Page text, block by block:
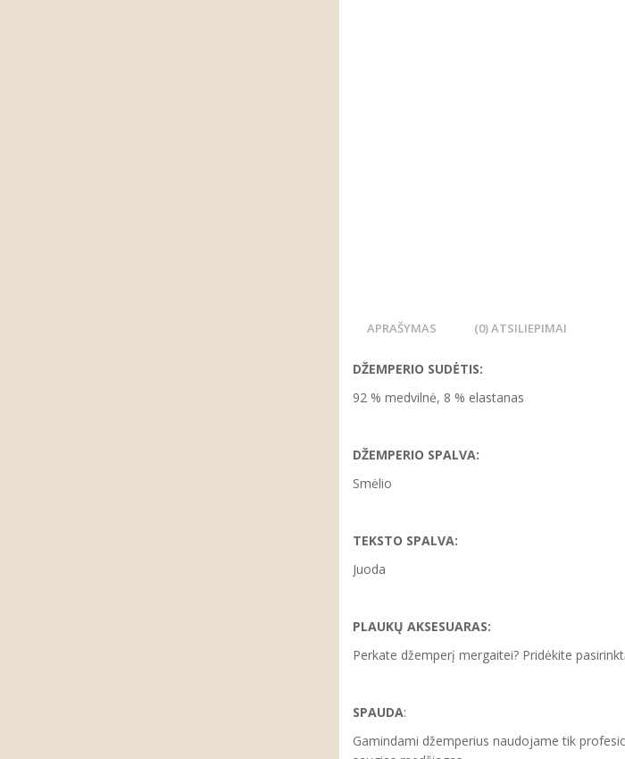
APRAŠYMAS (0) ATSILIEPIMAI
DŽEMPERIO SUDĖTIS:
92 % medvilnė, 8 % elastanas
DŽEMPERIO SPALVA:
Smėlio
TEKSTO SPALVA:
Juoda
PLAUKŲ AKSESUARAS:
Perkate džemperį mergaitei? Pridėkite
SPAUDA:
Gamindami džemperius naudojame tik